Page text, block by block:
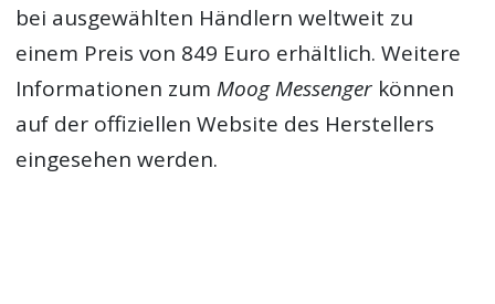
bei ausgewählten Händlern weltweit zu
einem Preis von 849 Euro erhältlich. Weitere
Informationen zumMoog Messenger können
auf der offiziellen Website des Herstellers
eingesehen werden.